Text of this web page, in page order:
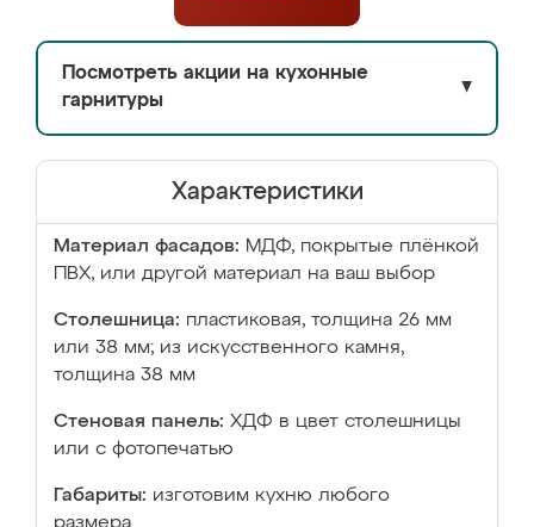
Посмотреть акции на кухонные
гарнитуры
▼
Характеристики
Материал фасадов: МДФ, покрытые плёнкой
ПВХ, или другой материал на ваш выбор
Столешница: пластиковая, толщина 26 мм
или 38 мм; из искусственного камня,
толщина 38 мм
Стеновая панель: ХДФ в цвет столешницы
или с фотопечатью
Габариты: изготовим кухню любого